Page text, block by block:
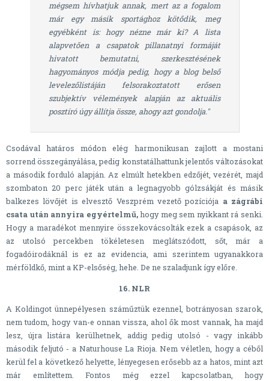
mégsem hívhatjuk annak, mert az a fogalom
már egy másik sportághoz kötődik, meg
egyébként is: hogy nézne már ki? A lista
alapvetően a csapatok pillanatnyi formáját
hivatott bemutatni, szerkesztésének
hagyományos módja pedig, hogy a blog belső
levelezőlistáján felsorakoztatott erősen
szubjektív vélemények alapján az aktuális
posztíró úgy állítja össze, ahogy azt gondolja."
Csodával határos módon elég harmonikusan zajlott a mostani
sorrend összegányálása, pedig konstatálhattunk jelentős változásokat
a második forduló alapján. Az elmúlt hetekben edzőjét, vezérét, majd
szombaton 20 perc játék után a legnagyobb gólzsákját és másik
balkezes lövőjét is elvesztő Veszprém vezető pozíciója a zágrábi
csata után annyira egyértelmű,hogy meg sem nyikkant rá senki.
Hogy a maradékot mennyire összekovácsolták ezek a csapások, az
az utolsó percekben tökéletesen meglátszódott, sőt, már a
fogadóirodáknál is ez az evidencia, ami szerintem ugyanakkora
mérföldkő, mint a KP-elsőség, hehe. De ne szaladjunk így előre.
16. NLR
A Koldingot ünnepélyesen száműztük ezennel, botrányosan szarok,
nem tudom, hogy van-e onnan vissza, ahol ők most vannak, ha majd
lesz, újra listára kerülhetnek, addig pedig utolsó - vagy inkább
második feljutó - a Naturhouse La Rioja. Nem véletlen, hogy a céből
kerül fel a következő helyette, lényegesen erősebb az a hatos, mint azt
már említettem. Fontos még ezzel kapcsolatban, hogy